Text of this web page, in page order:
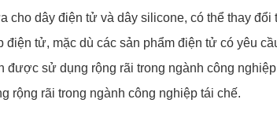
dây điện tử và dây silicone, có thể thay
tử, mặc dù các sản phẩm điện tử có yêu
sử dụng rộng rãi trong ngành công
rộng rãi trong ngành công nghiệp tái chế.